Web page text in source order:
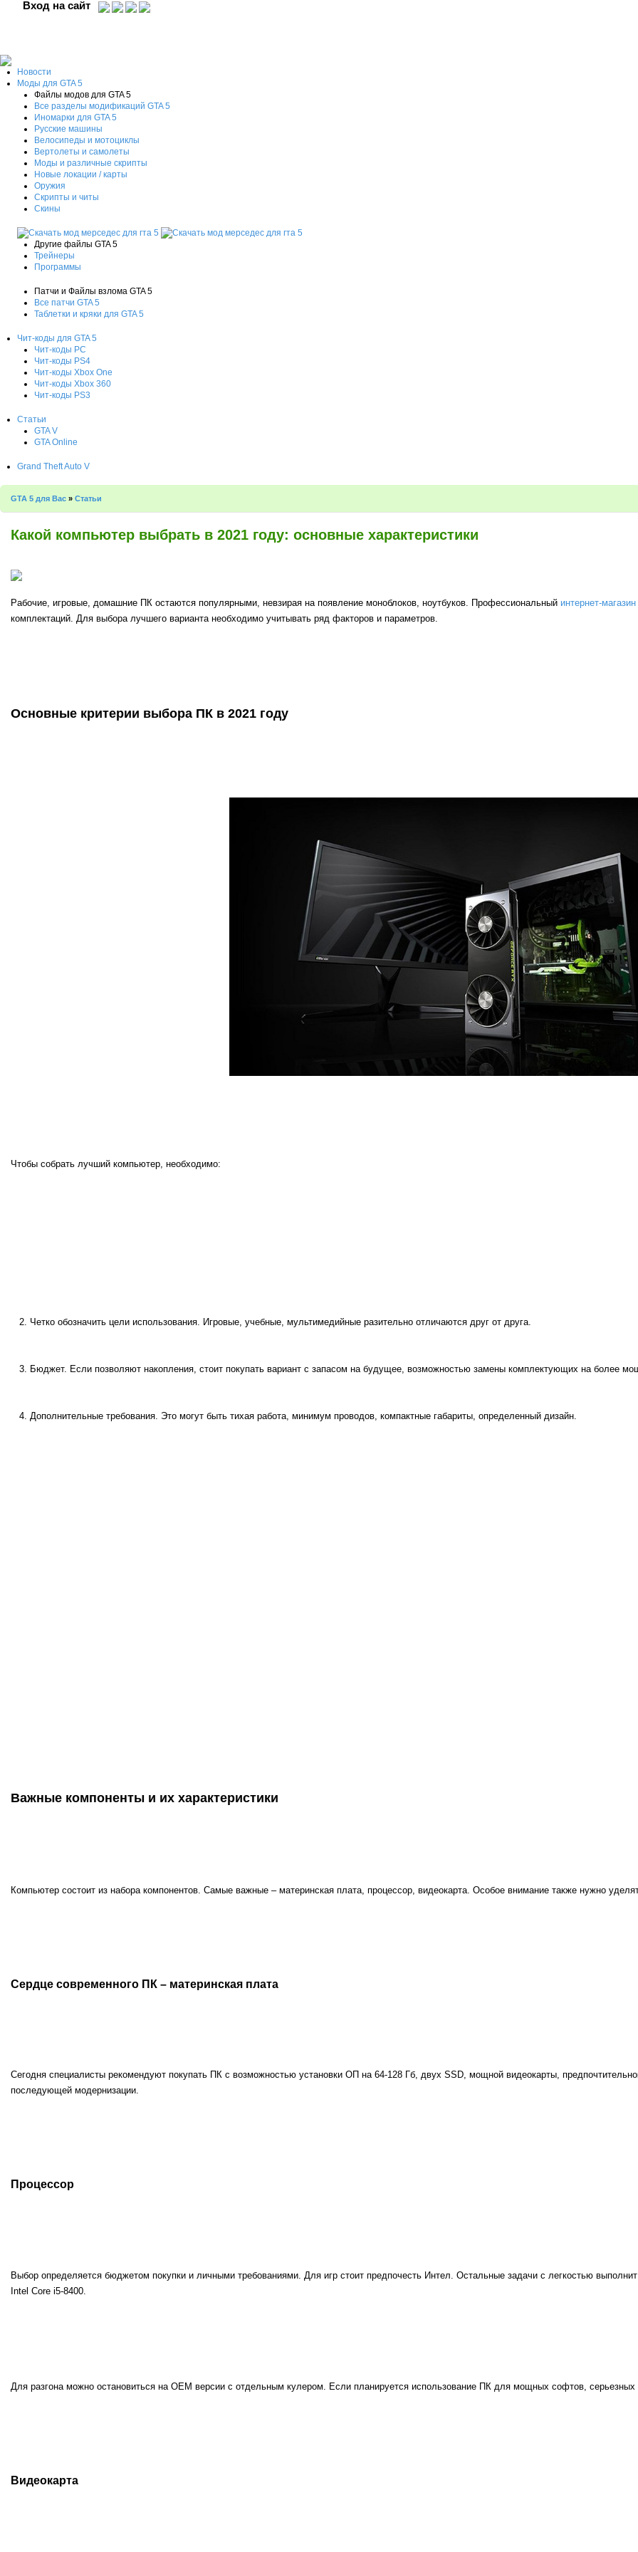
Вход на сайт
Новости
Моды для GTA 5
Файлы модов для GTA 5
Все разделы модификаций GTA 5
Иномарки для GTA 5
Русские машины
Велосипеды и мотоциклы
Вертолеты и самолеты
Моды и различные скрипты
Новые локации / карты
Оружия
Скрипты и читы
Скины
Другие файлы GTA 5
Трейнеры
Программы
Патчи и Файлы взлома GTA 5
Все патчи GTA 5
Таблетки и кряки для GTA 5
Чит-коды для GTA 5
Чит-коды PC
Чит-коды PS4
Чит-коды Xbox One
Чит-коды Xbox 360
Чит-коды PS3
Статьи
GTA V
GTA Online
Grand Theft Auto V
GTA 5 для Вас » Статьи
Какой компьютер выбрать в 2021 году: основные характеристики
Рабочие, игровые, домашние ПК остаются популярными, невзирая на появление моноблоков, ноутбуков. Профессиональный интернет-
комплектаций. Для выбора лучшего варианта необходимо учитывать ряд факторов и параметров.
Основные критерии выбора ПК в 2021 году
Чтобы собрать лучший компьютер, необходимо:
Четко обозначить цели использования. Игровые, учебные, мультимедийные разительно отличаются друг от друга.
Бюджет. Если позволяют накопления, стоит покупать вариант с запасом на будущее, возможностью замены комплектующих на более
Дополнительные требования. Это могут быть тихая работа, минимум проводов, компактные габариты, определенный дизайн.
Важные компоненты и их характеристики
Компьютер состоит из набора компонентов. Самые важные – материнская плата, процессор, видеокарта. Особое внимание также нужно
Сердце современного ПК – материнская плата
Сегодня специалисты рекомендуют покупать ПК с возможностью установки ОП на 64-128 Гб, двух SSD, мощной видеокарты,
последующей модернизации.
Процессор
Выбор определяется бюджетом покупки и личными требованиями. Для игр стоит предпочесть Интел. Остальные задачи с легкостью
Intel Core i5-8400.
Для разгона можно остановиться на OEM версии с отдельным кулером. Если планируется использование ПК для мощных софтов, серьезных
Видеокарта